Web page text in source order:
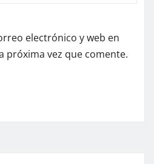
electrónico y web en
próxima vez que comente.